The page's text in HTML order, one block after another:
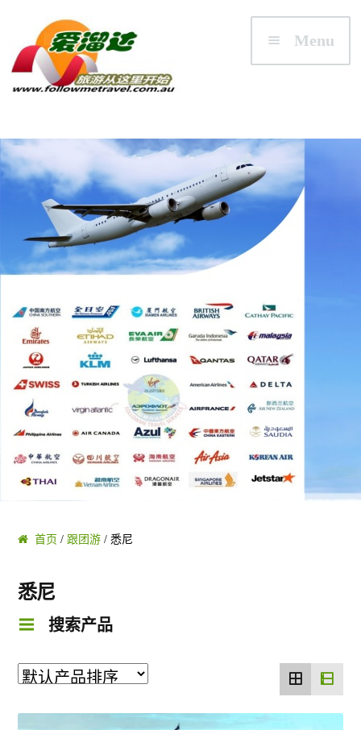
Skip to navigation
Skip to content
Menu
首页
澳大利亚
悉尼/新州 NSW
墨尔本/维州 VIC
黄金海岸/布里斯班
凯恩斯/大堡礁
乌鲁鲁/达尔文 NT
圣灵群岛/哈密尔顿/大堡礁
首页 / 跟团游/ 悉尼
悉尼
搜索产品